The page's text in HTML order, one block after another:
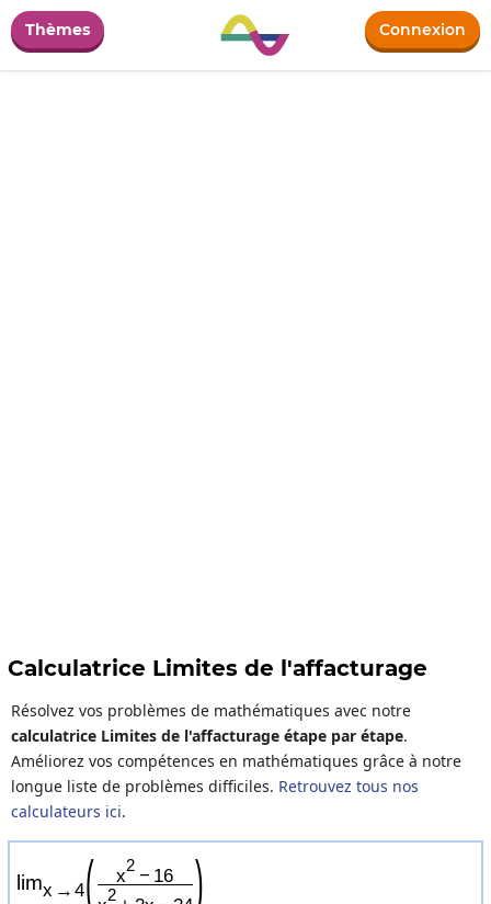
Thèmes Connexion
Calculatrice Limites de l'affacturage
Résolvez vos problèmes de mathématiques avec notre
calculatrice Limites de l'affacturage étape par étape.
Améliorez vos compétences en mathématiques grâce à notre
longue liste de problèmes difficiles. Retrouvez tous nos
calculateurs ici.
limx → 4( x2 − 16
2 )